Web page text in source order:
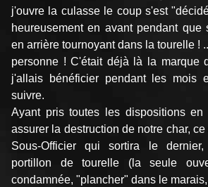
j'ouvre la culasse le coup s'est
heureusement en avant pendant
en arrière tournoyant dans la tourelle !
personne ! C'était déjà là la marque
j'allais bénéficier pendant les mois
suivre.
Ayant pris toutes les dispositions en
assurer la destruction de notre char,
Sous-Officier qui sortira le dernier,
portillon de tourelle (la seule
condamnée, "plancher" dans le